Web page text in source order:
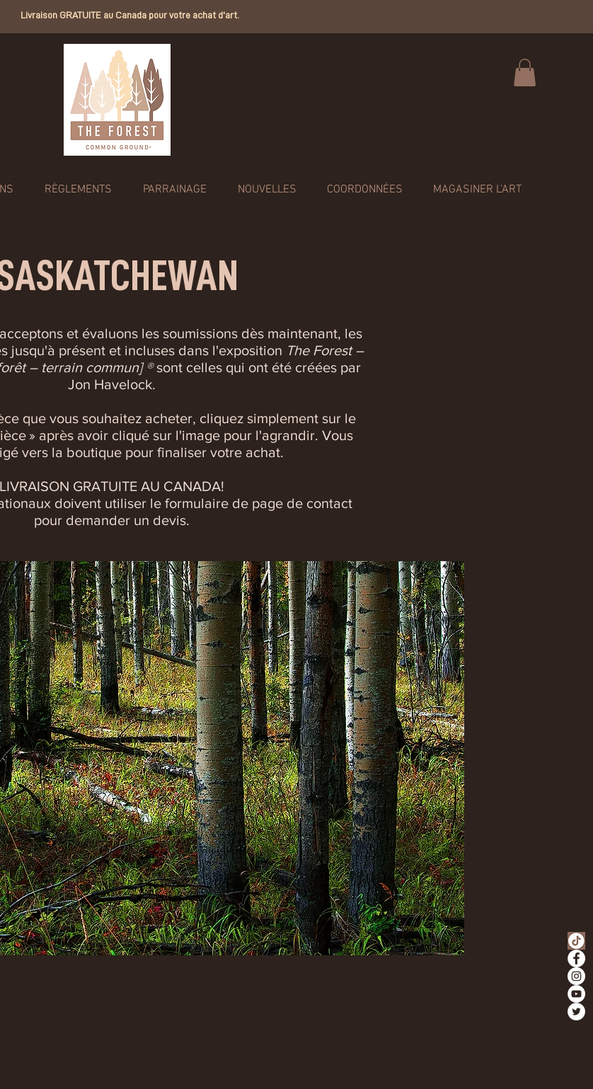
Livraison GRATUITE au Canada pour votre achat d'art.
RÈGLEMENTS PARRAINAGE NOUVELLES COORDONNÉES MAGASINER L'ART
et évaluons les soumissions dès maintenant, les
jusqu'à présent et incluses dans l'exposition The Forest–
–terrain commun] ®sont celles qui ont été créées par
Jon Havelock.
que vous souhaitez acheter, cliquez simplement sur le
» après avoir cliqué sur l'image pour l'agrandir. Vous
vers la boutique pour finaliser votre achat.
LIVRAISON GRATUITE AU CANADA!
doivent utiliser le formulaire de page de contact
pour demander un devis.